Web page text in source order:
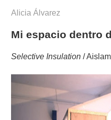
Alicia Álvarez
Mi espacio dentro
Selective Insulation /